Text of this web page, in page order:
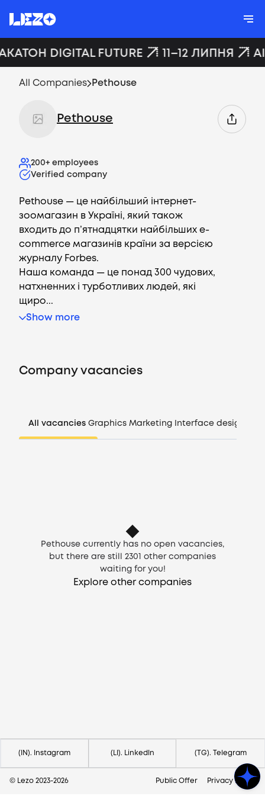
EN
DIGITAL FUTURE 11–12 ЛИПНЯ
All Companies Pethouse
Pethouse
200+ employees
Verified company
Pethouse — це найбільший інтернет-
зоомагазин в Україні, який також
входить до п’ятнадцятки найбільших e-
commerce магазинів країни за версією
журналу Forbes.
Наша команда — це понад 300 чудових,
натхненних і турботливих людей, які
щиро...
Show more
Company vacancies
All vacancies Graphics Marketing Interface design
Pethouse currently has no open vacancies,
but there are still
2301
other companies
waiting for you!
Explore other companies
(IN). Instagram (LI). LinkedIn (TG). Telegram
© Lezo 2023-2026 Public Offer Privacy Policy